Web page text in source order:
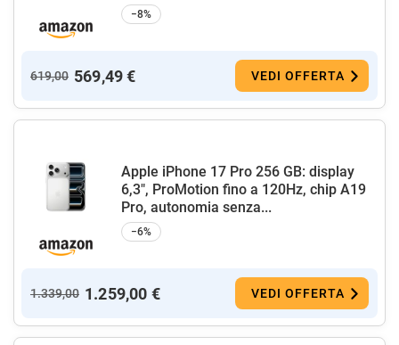
−8%
619,00 569,49 € VEDI OFFERTA
Apple iPhone 17 Pro 256 GB: display
6,3", ProMotion fino a 120Hz, chip A19
Pro, autonomia senza...
−6%
1.339,00 1.259,00 € VEDI OFFERTA